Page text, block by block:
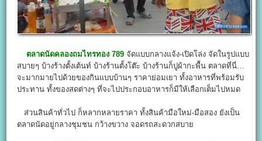
ตลาดนัดคลองถมไทรทอง 789 จัดแบบกลางแจ้ง-เปิดโล่ง จัดในรูปแบบ
สบายๆ บ้างร้างตั้งเต้นท์ บ้างร้านตั้งโต๊ะ บ้างร้านก็ปูผ้ากะพื้น ตลาดที่นี่…
จะมากมายไปด้วยของกินแบบบ้านๆ ราคาย่อมเยา ทั้งอาหารที่พร้อมรับ
ประทาน ทั้งของสดต่างๆ ที่จะไปประกอบอาหารก็มีให้เลือกเต็มไปหมด
ส่วนสินค้าทั่วไป ก็หลากหลายราคา ทั้งสินค้ามือใหม่-มือสอง ยังเป็น
ตลาดนัดอยู่กลางชุมชน กว้างขวาง จอดรถสะดวกสบาย